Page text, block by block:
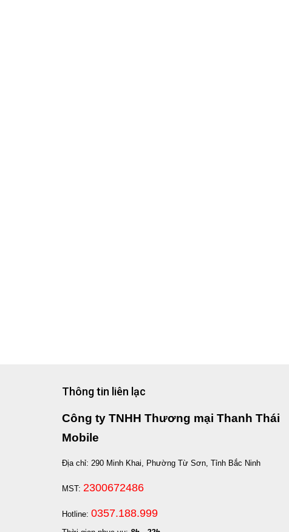
Thông tin liên lạc
Công ty TNHH Thương mại Thanh Thái
Mobile
Địa chỉ: 290 Minh Khai, Phường Từ Sơn, Tỉnh Bắc Ninh
MST: 2300672486
Hotline: 0357.188.999